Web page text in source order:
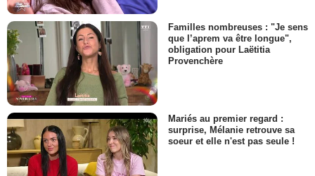
Familles nombreuses : "Je sens
que l’aprem va être longue",
obligation pour Laëtitia
Provenchère
Mariés au premier regard :
surprise, Mélanie retrouve sa
soeur et elle n'est pas seule !